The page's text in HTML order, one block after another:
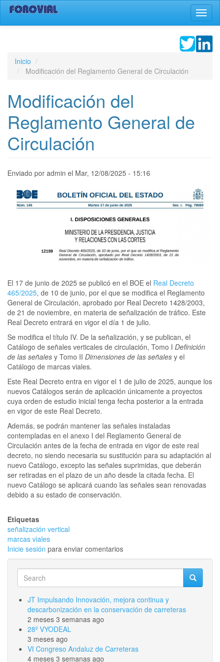
Pasar
contenido
Inicio
Modificación del Reglamento General de Circulación
Modificación del
Reglamento General de
Circulación
Enviado por admin el Mar, 12/08/2025 - 15:16
El 17 de junio de 2025 se publicó en el BOE el Real Decreto
465/2025, de 10 de junio, por el que se modifica el Reglamento
General de Circulación, aprobado por Real Decreto 1428/2003,
de 21 de noviembre, en materia de señalización de tráfico. Este
Real Decreto entrará en vigor el día 1 de julio.
Se modifica el título IV. De la señalización, y se publican, el
Catálogo de señales verticales de circulación, Tomo I Definición
de las señales y Tomo II Dimensiones de las señales y el
Catálogo de marcas viales.
Este Real Decreto entra en vigor el 1 de julio de 2025, aunque los
nuevos Catálogos serán de aplicación únicamente a proyectos
cuya orden de estudio inicial tenga fecha posterior a la entrada
en vigor de este Real Decreto.
Además, se podrán mantener las señales instaladas
contempladas en el anexo I del Reglamento General de
Circulación antes de la fecha de entrada en vigor de este real
decreto, no siendo necesaria su sustitución para su adaptación al
nuevo Catálogo, excepto las señales suprimidas, que deberán
ser retiradas en el plazo de un año desde la citada fecha. El
nuevo Catálogo se aplicará cuando las señales sean renovadas
debido a su estado de conservación.
Etiquetas
señalización vertical
marcas viales
Inicie sesión para enviar comentarios
Search
Search Search
JT Impulsando Innovación, mejora continua y
descarbonización en la conservación de carreteras
2 meses 3 semanas ago
28º VYODEAL
3 meses ago
VI Congreso Andaluz de Carreteras
4 meses 3 semanas ago